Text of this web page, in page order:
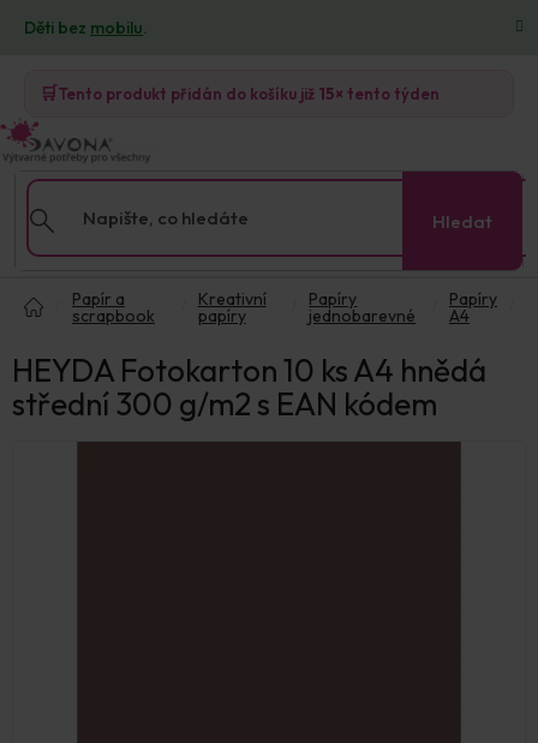
obsah
Děti bez mobilu.
🛒Tento produkt přidán do košíku již 15× tento týden
Hledat
Papír a
scrapbook
Kreativní
papíry
Papíry
jednobarevné
Papíry
A4
HEYDA Fotokarton 10 ks A4 hnědá
střední 300 g/m2 s EAN kódem